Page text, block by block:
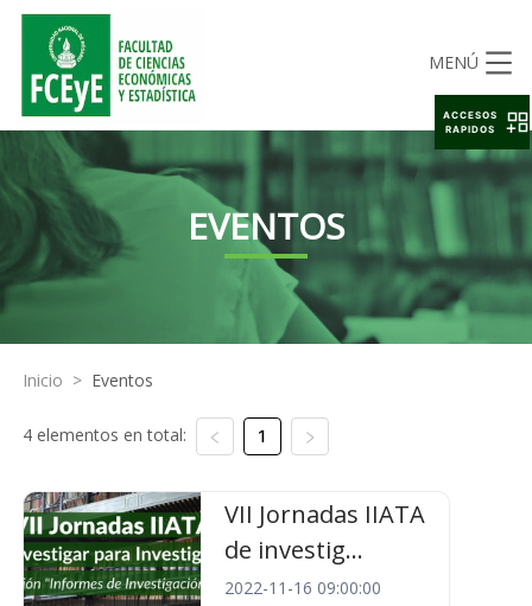
MENÚ
EVENTOS
Inicio > Eventos
4 elementos en total: 1
VII Jornadas IIATA
de investig...
2022-11-16 09:00:00
ACCESOS
RAPIDOS